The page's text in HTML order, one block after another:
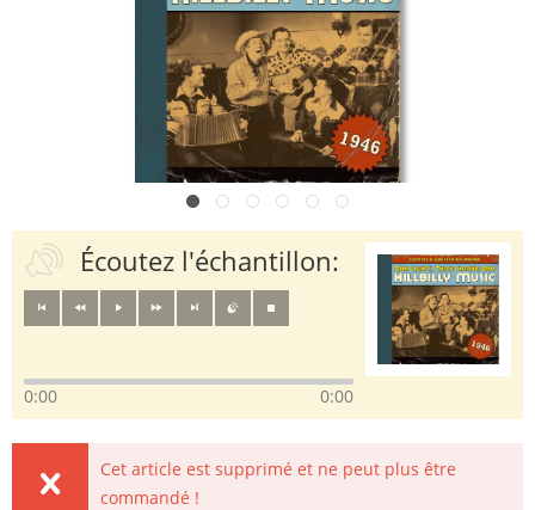
Écoutez l'échantillon:
0:00 0:00
Cet article est supprimé et ne peut plus être
commandé !